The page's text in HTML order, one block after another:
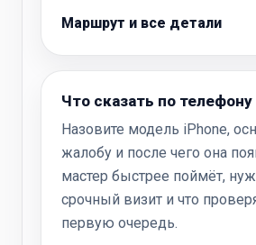
Маршрут и все детали
Что сказать по телефону
Назовите модель iPhone,
жалобу и после чего она
мастер быстрее поймёт,
срочный визит и что
первую очередь.